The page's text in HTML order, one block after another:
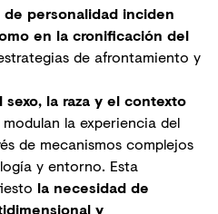
personalidad inciden
en la cronificación del
de afrontamiento y
sexo, la raza y el contexto
la experiencia del
de mecanismos complejos
y entorno. Esta
la necesidad de
y